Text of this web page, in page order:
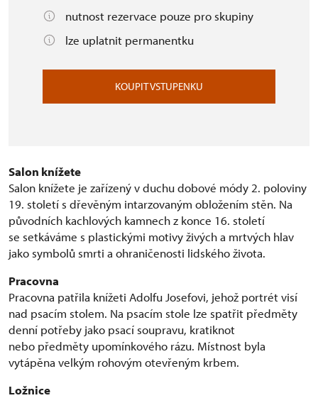
nutnost rezervace pouze pro skupiny
lze uplatnit permanentku
KOUPIT VSTUPENKU
Salon knížete
Salon knížete je zařízený v duchu dobové módy 2. poloviny
19. století s dřevěným intarzovaným obložením stěn. Na
původních kachlových kamnech z konce 16. století
se setkáváme s plastickými motivy živých a mrtvých hlav
jako symbolů smrti a ohraničenosti lidského života.
Pracovna
Pracovna patřila knížeti Adolfu Josefovi, jehož portrét visí
nad psacím stolem. Na psacím stole lze spatřit předměty
denní potřeby jako psací soupravu, kratiknot
nebo předměty upomínkového rázu. Místnost byla
vytápěna velkým rohovým otevřeným krbem.
Ložnice